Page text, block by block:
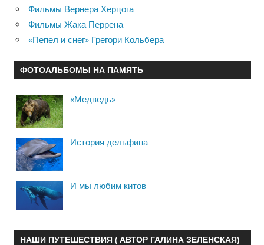
Фильмы Вернера Херцога
Фильмы Жака Перрена
«Пепел и снег» Грегори Кольбера
ФОТОАЛЬБОМЫ НА ПАМЯТЬ
«Медведь»
История дельфина
И мы любим китов
НАШИ ПУТЕШЕСТВИЯ ( АВТОР ГАЛИНА ЗЕЛЕНСКАЯ)